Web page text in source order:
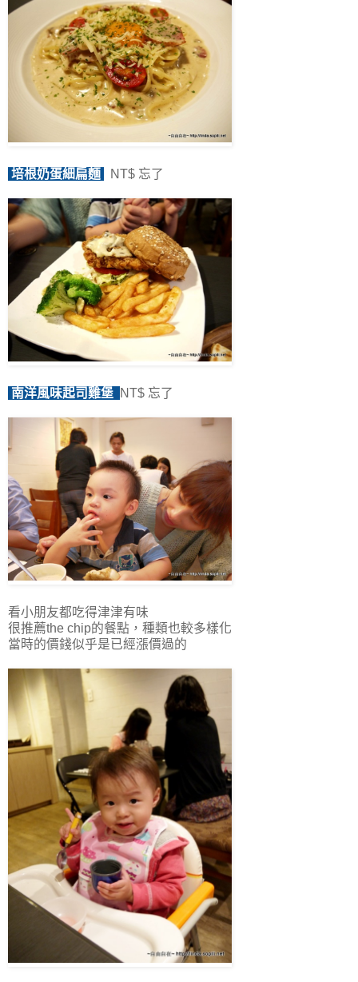
培根奶蛋細扁麵 NT$ 忘了
南洋風味起司雞堡 NT$ 忘了
看小朋友都吃得津津有味
很推薦the chip的餐點，種類也較多樣化
當時的價錢似乎是已經漲價過的